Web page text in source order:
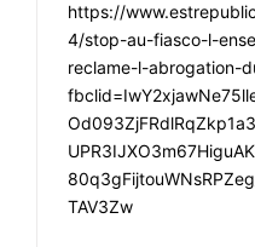
https://
4/stop-au-fiasco-l-
reclame-l-abrogation-
TAV3Zw